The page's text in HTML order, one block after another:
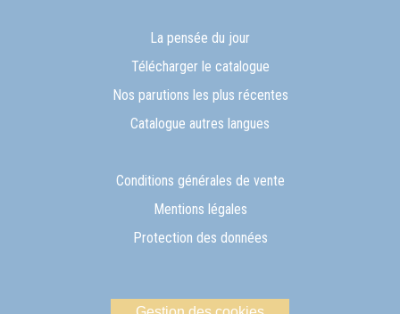
La pensée du jour
Télécharger le catalogue
Nos parutions les plus récentes
Catalogue autres langues
Conditions générales de vente
Mentions légales
Protection des données